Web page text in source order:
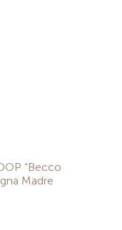
“Becco
Madre